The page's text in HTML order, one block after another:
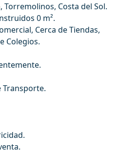
Costa del Sol.
0 m².
Cerca de Tiendas,
Colegios.
Transporte.